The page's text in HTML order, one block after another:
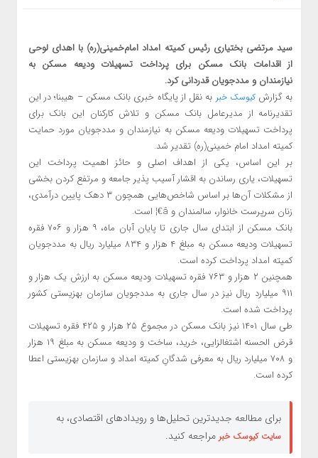
سید مرتضی بختیاری رئیس کمیته امداد امام‌خمینی‌(ره) با اهدای لوحی
از اقدامات بانک مسکن برای پرداخت تسهیلات ودیعه مسکن به
نیازمندان و مددجویان قدردانی کرد.
به گزارشکیوسک خبر به نقل از پایگاه خبری بانک مسکن – هیبنا؛ در این
تقدیرنامه از مدیرعامل بانک مسکن و تلاش کارکنان این بانک برای
پرداخت تسهیلات ودیعه مسکن به نیازمندان و مددجویان مورد حمایت
کمیته امداد امام خمینی(ره) تقدیر شد.
بر این اساس، یکی از اهداف اصلی و حائز اهمیت پرداخت این
تسهیلات، یاری رساندن به اقشار آسیب پذیر جامعه و مرتفع کردن بخشی
از مشکلات آن‌ها بر اساس شاخص‌هایی همچون ۳ دهک پایین درآمدی،
زنان سرپرست خانوار، سالمندان و â€¦ است.
بانک مسکن از ابتدای سال جاری تا پایان آبان ماه، ۹ هزار و ۷۰۶ فقره
تسهیلات ودیعه مسکن به مبلغ ۴ هزار و ۸۳۴ میلیارد ریال به مددجویان
کمیته امداد پرداخت کرده است.
همچنین ۲ هزار و ۷۶۳ فقره تسهیلات ودیعه مسکن به ارزش یک هزار و
۹۱۱ میلیارد ریال نیز در سال جاری به مددجویان سازمان بهزیستی کشور
پرداخت شده است.
طی سال ۱۴۰۱ نیز بانک مسکن در مجموع ۲۵ هزار و ۴۲۵ فقره تسهیلات
قرض الحسنه اشتغالزایی، خرید، ساخت و ودیعه مسکن به مبلغ ۱۹ هزار
و ۷۰۸ میلیارد ریال به معرفی شدگانِ کمیته امداد و سازمان بهزیستی اعطا
کرده است.
برای مطالعه جدیدترین تحلیل‌ها و رویدادهای اقتصادی، به
سایت کیوسک خبر مراجعه کنید.